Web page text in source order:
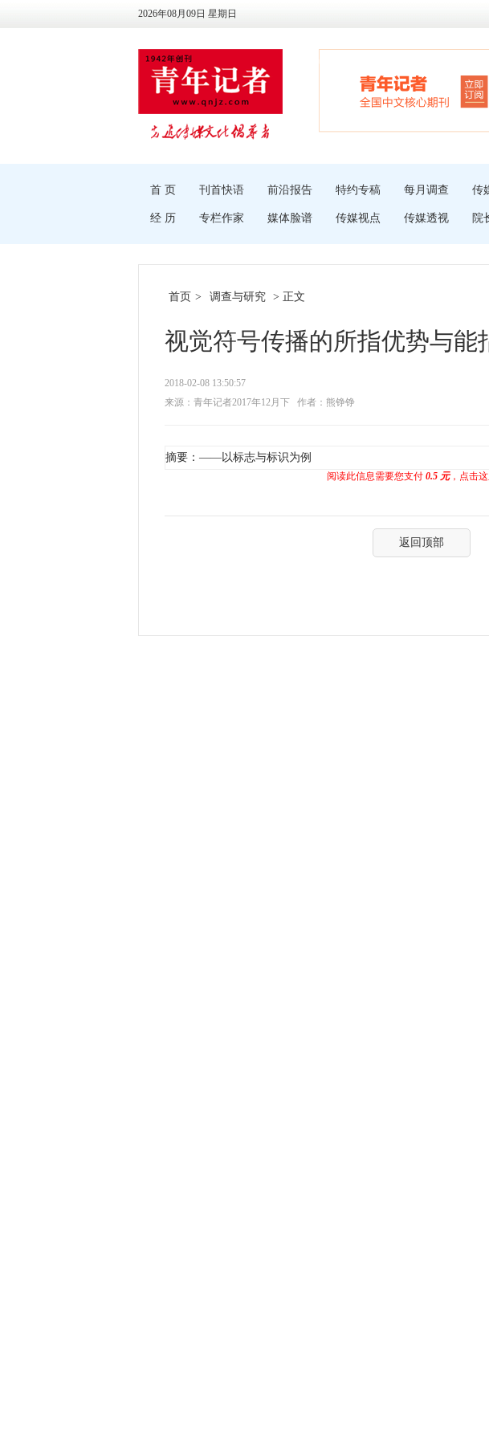
2026年08月09日 星期日
首 页 刊首快语 前沿报告 特约专稿 每月调查 传
经 历 专栏作家 媒体脸谱 传媒视点 传媒透视 院
首页 > 调查与研究 > 正文
视觉符号传播的所指优势与能
2018-02-08 13:50:57
来源：青年记者2017年12月下
作者：熊铮铮
摘要：——以标志与标识为例
阅读此信息需要您支付 0.5 元，点击
返回顶部